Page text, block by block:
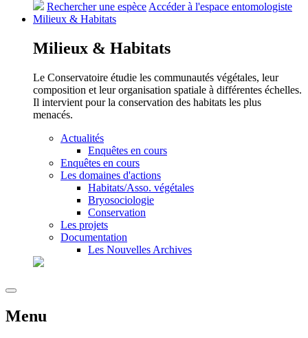
Rechercher une espèce Accéder à l'espace entomologiste
Milieux & Habitats
Milieux & Habitats
Le Conservatoire étudie les communautés végétales, leur
composition et leur organisation spatiale à différentes échelles.
Il intervient pour la conservation des habitats les plus
menacés.
Actualités
Enquêtes en cours
Enquêtes en cours
Les domaines d'actions
Habitats/Asso. végétales
Bryosociologie
Conservation
Les projets
Documentation
Les Nouvelles Archives
Menu